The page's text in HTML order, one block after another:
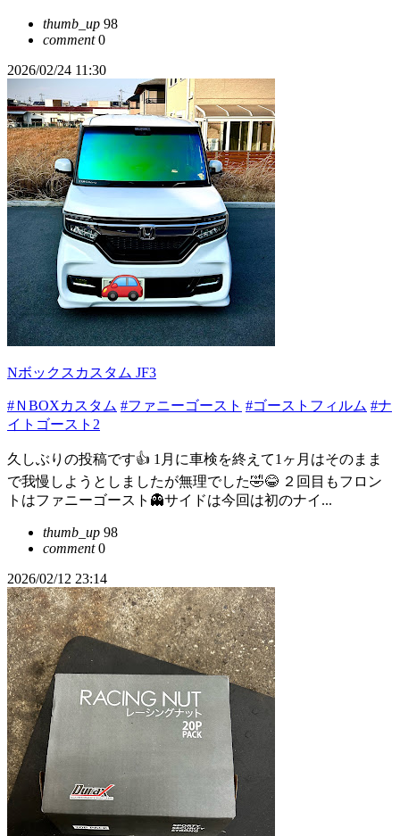
thumb_up 98
comment0
2026/02/24 11:30
Nボックスカスタム JF3
#ＮBOXカスタム #ファニーゴースト #ゴーストフィルム #ナ
イトゴースト2
久しぶりの投稿です👍 1月に車検を終えて1ヶ月はそのまま
で我慢しようとしましたが無理でした🤣😂 ２回目もフロン
トはファニーゴースト👻サイドは今回は初のナイ...
thumb_up 98
comment0
2026/02/12 23:14